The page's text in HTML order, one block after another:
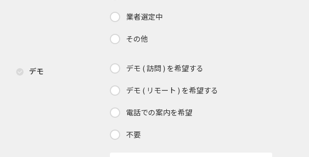
業者選定中
その他
デモ デモ ( 訪問 ) を希望する
デモ ( リモート ) を希望する
電話での案内を希望
不要